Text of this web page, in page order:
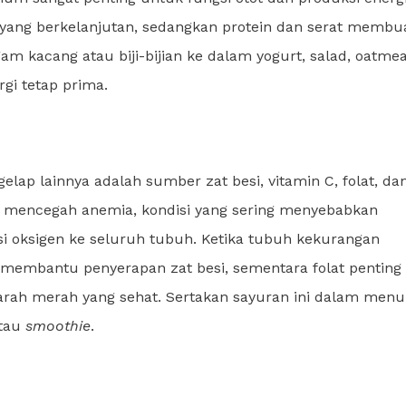
berkelanjutan, sedangkan protein dan serat
kacang atau biji-bijian ke dalam yogurt, salad,
tetap prima.
lainnya adalah sumber zat besi, vitamin C, folat,
anemia, kondisi yang sering menyebabkan
oksigen ke seluruh tubuh. Ketika tubuh kekurangan
penyerapan zat besi, sementara folat penting
merah yang sehat. Sertakan sayuran ini dalam menu
smoothie.